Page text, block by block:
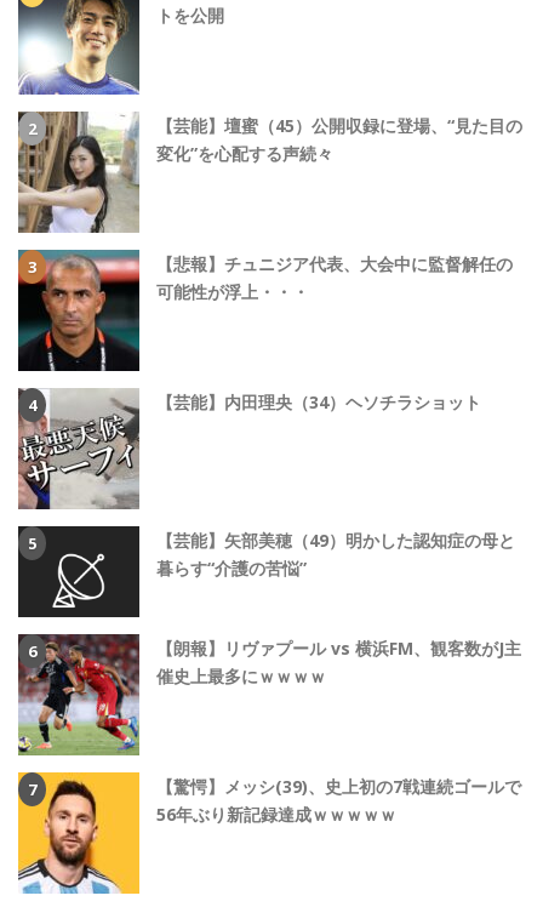
トを公開
【芸能】壇蜜（45）公開収録に登場、“見た目の
変化”を心配する声続々
【悲報】チュニジア代表、大会中に監督解任の
可能性が浮上・・・
【芸能】内田理央（34）ヘソチラショット
【芸能】矢部美穂（49）明かした認知症の母と
暮らす“介護の苦悩”
【朗報】リヴァプール vs 横浜FM、観客数がJ主
催史上最多にｗｗｗｗ
【驚愕】メッシ(39)、史上初の7戦連続ゴールで
56年ぶり新記録達成ｗｗｗｗｗ